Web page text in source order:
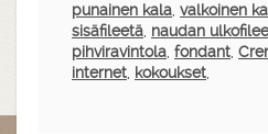
punainen kala, valkoinen
sisäfileetä, naudan
pihviravintola, fondant,
internet, kokoukset,